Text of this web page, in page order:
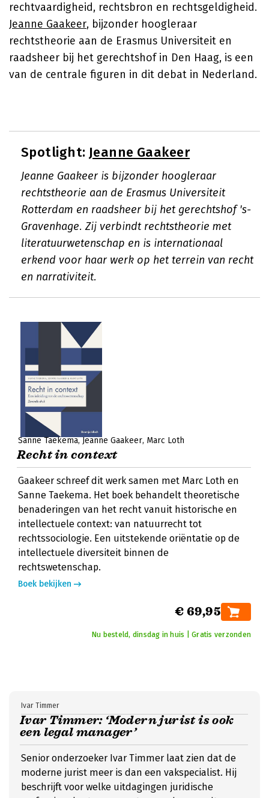
rechtvaardigheid, rechtsbron en rechtsgeldigheid.
Jeanne Gaakeer, bijzonder hoogleraar
rechtstheorie aan de Erasmus Universiteit en
raadsheer bij het gerechtshof in Den Haag, is een
van de centrale figuren in dit debat in Nederland.
Spotlight: Jeanne Gaakeer
Jeanne Gaakeer is bijzonder hoogleraar
rechtstheorie aan de Erasmus Universiteit
Rotterdam en raadsheer bij het gerechtshof 's-
Gravenhage. Zij verbindt rechtstheorie met
literatuurwetenschap en is internationaal
erkend voor haar werk op het terrein van recht
en narrativiteit.
Sanne Taekema Jeanne Gaakeer Marc Loth
Recht in context
Gaakeer schreef dit werk samen met Marc Loth en
Sanne Taekema. Het boek behandelt theoretische
benaderingen van het recht vanuit historische en
intellectuele context: van natuurrecht tot
rechtssociologie. Een uitstekende oriëntatie op de
intellectuele diversiteit binnen de
rechtswetenschap.
Boek bekijken
€ 69,95
Nu besteld, dinsdag in huis | Gratis verzonden
Ivar Timmer: ‘Modern jurist is ook
een legal manager’
Ivar Timmer
Senior onderzoeker Ivar Timmer laat zien dat de
moderne jurist meer is dan een vakspecialist. Hij
beschrijft voor welke uitdagingen juridische